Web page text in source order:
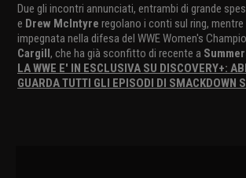
Due gli incontri annunciati, entrambi di grande
e Drew McIntyre regolano i conti sul ring, mentre
impegnata nella difesa del WWE Women's
Cargill, che ha già sconfitto di recente a
LA WWE E' IN ESCLUSIVA SU DISCOVERY+:
GUARDA TUTTI GLI EPISODI DI SMACKDOWN